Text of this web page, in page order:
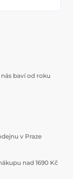
baví od roku
v Praze
nad 1690 Kč